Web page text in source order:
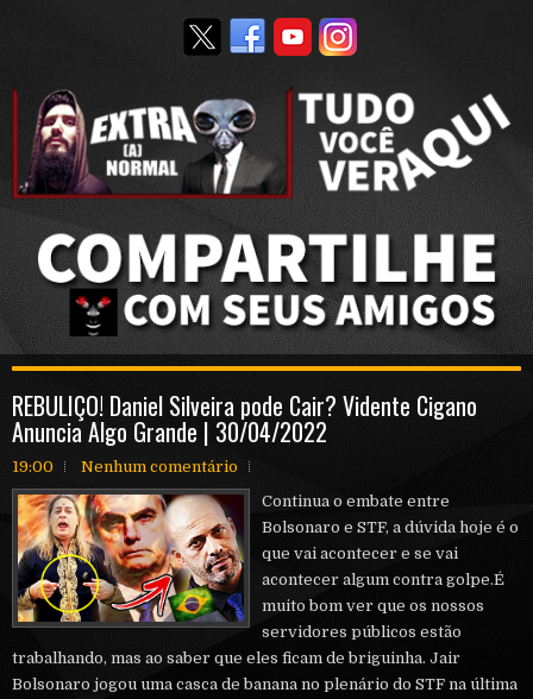
REBULIÇO! Daniel Silveira pode Cair? Vidente Cigano
Anuncia Algo Grande | 30/04/2022
19:00
Nenhum comentário
Continua o embate entre
Bolsonaro e STF, a dúvida hoje é o
que vai acontecer e se vai
acontecer algum contra golpe.É
muito bom ver que os nossos
servidores públicos estão
trabalhando, mas ao saber que eles ficam de briguinha. Jair
Bolsonaro jogou uma casca de banana no plenário do STF na última